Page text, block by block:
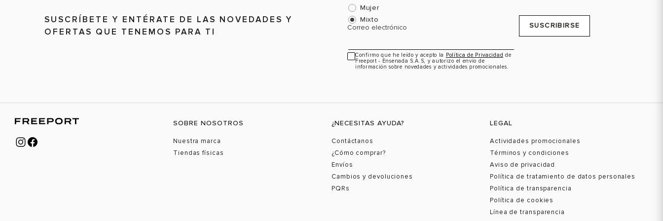
SUSCRÍBETE Y ENTÉRATE DE LAS NOVEDADES Y
OFERTAS QUE TENEMOS PARA TI
Mujer
Mixto
Correo electrónico
Confirmo que he leído y acepto la Política de Privacidad de
Freeport - Ensenada S.A.S, y autorizo el envío de
información sobre novedades y actividades promocionales.
SUSCRIBIRSE
SOBRE NOSOTROS
Nuestra marca
Tiendas físicas
¿NECESITAS AYUDA?
Contáctanos
¿Cómo comprar?
Envíos
Cambios y devoluciones
PQRs
LEGAL
Actividades promocionales
Términos y condiciones
Aviso de privacidad
Política de tratamiento de datos personales
Política de transparencia
Política de cookies
Línea de transparencia